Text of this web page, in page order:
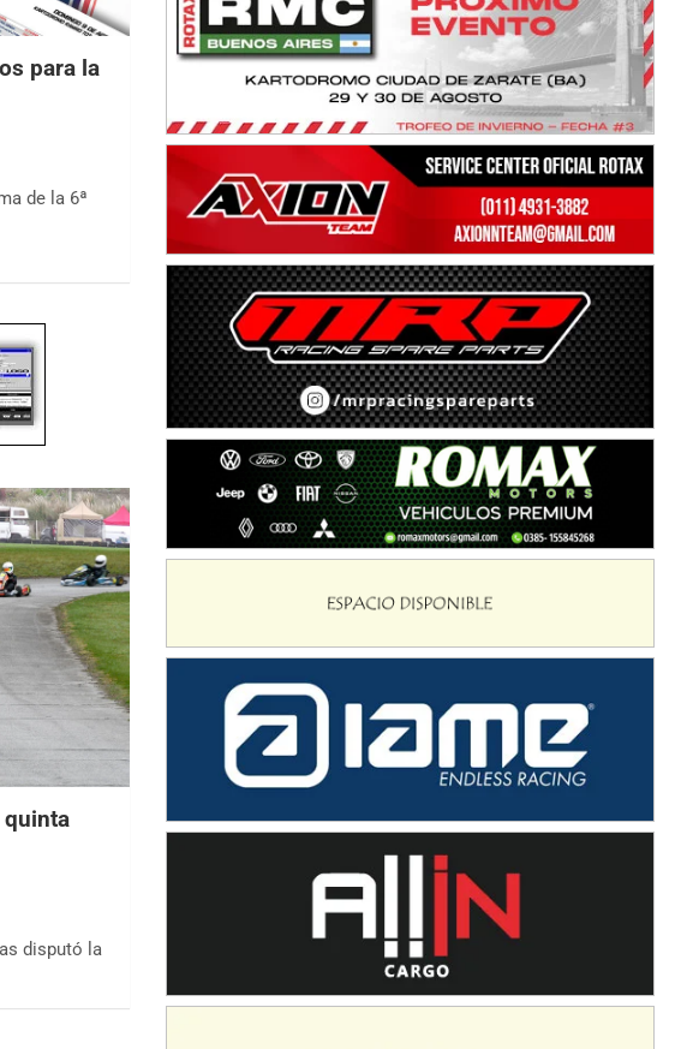
para la
de la 6ª
quinta
disputó la